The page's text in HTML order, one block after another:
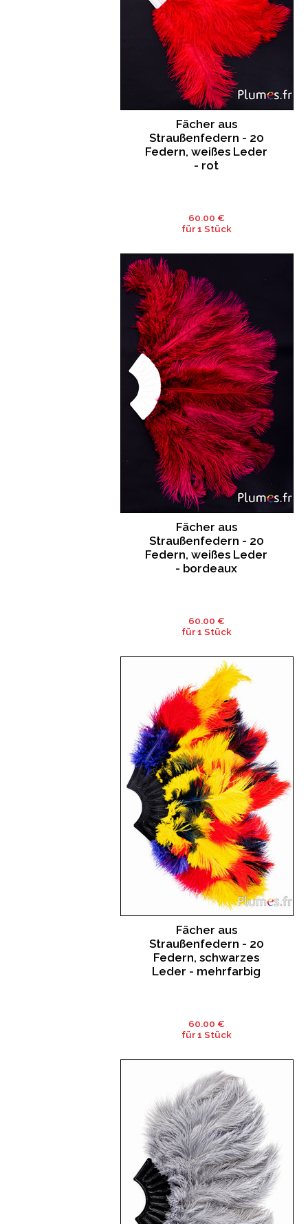
Fächer aus
Straußenfedern - 20
Federn, weißes Leder
- rot
60.00 €
für 1 Stück
Fächer aus
Straußenfedern - 20
Federn, weißes Leder
- bordeaux
60.00 €
für 1 Stück
Fächer aus
Straußenfedern - 20
Federn, schwarzes
Leder - mehrfarbig
60.00 €
für 1 Stück